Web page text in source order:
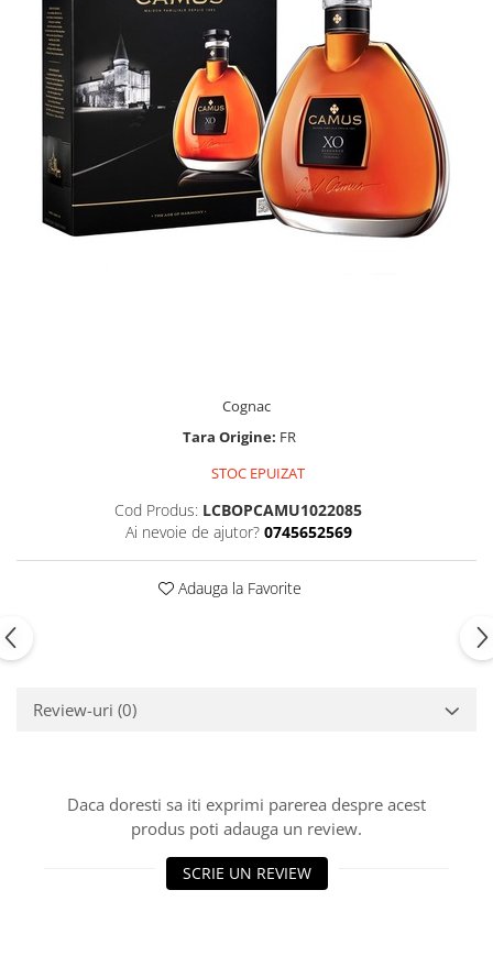
Cognac
Tara Origine: FR
STOC EPUIZAT
Cod Produs: LCBOPCAMU1022085
Ai nevoie de ajutor? 0745652569
Adauga la Favorite
Review-uri (0)
Daca doresti sa iti exprimi parerea despre acest
produs poti adauga un review.
SCRIE UN REVIEW